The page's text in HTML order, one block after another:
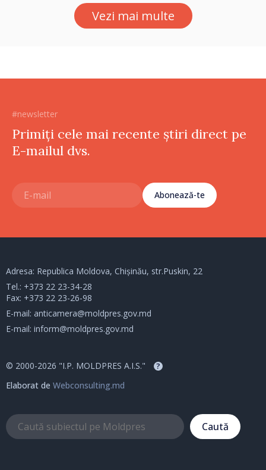
Vezi mai multe
#newsletter
Primiți cele mai recente știri direct pe
E-mailul dvs.
Abonează-te
Adresa: Republica Moldova, Chișinău, str.Puskin, 22
Tel.: +373 22 23-34-28
Fax: +373 22 23-26-98
E-mail: anticamera@moldpres.gov.md
E-mail: inform@moldpres.gov.md
© 2000-2026 "I.P. MOLDPRES A.I.S." ?
Elaborat de Webconsulting.md
Caută